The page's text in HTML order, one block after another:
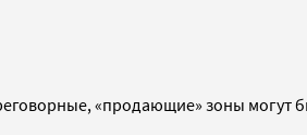
«продающие» зоны могут